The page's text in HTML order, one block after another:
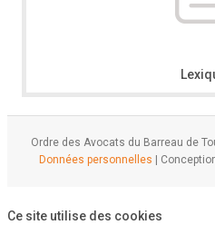
Ordre des Avocats du Barreau de
Données personnelles |
Ce site utilise des cookies